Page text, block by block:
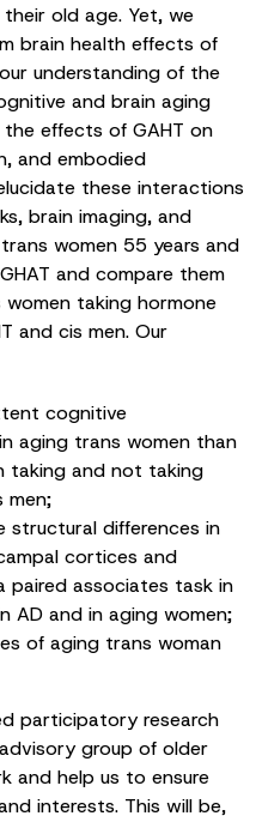
old age. Yet, we
brain health effects of
understanding of the
and brain aging
effects of GAHT on
and embodied
these interactions
brain imaging, and
women 55 years and
and compare them
taking hormone
and cis men. Our
cognitive
aging trans women than
taking and not taking
men;
differences in
cortices and
paired associates task in
AD and in aging women;
of aging trans woman
participatory research
group of older
and help us to ensure
interests. This will be,